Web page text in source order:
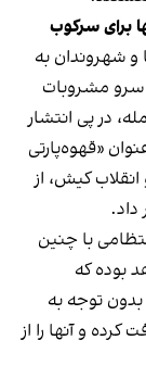
برای سرکوب
شهروندان به
سرو مشروبات
در پی انتشار
«قهوه‌پارتی
کیش، از
داد.
با چنین
بوده که
توجه به
و آنها را از